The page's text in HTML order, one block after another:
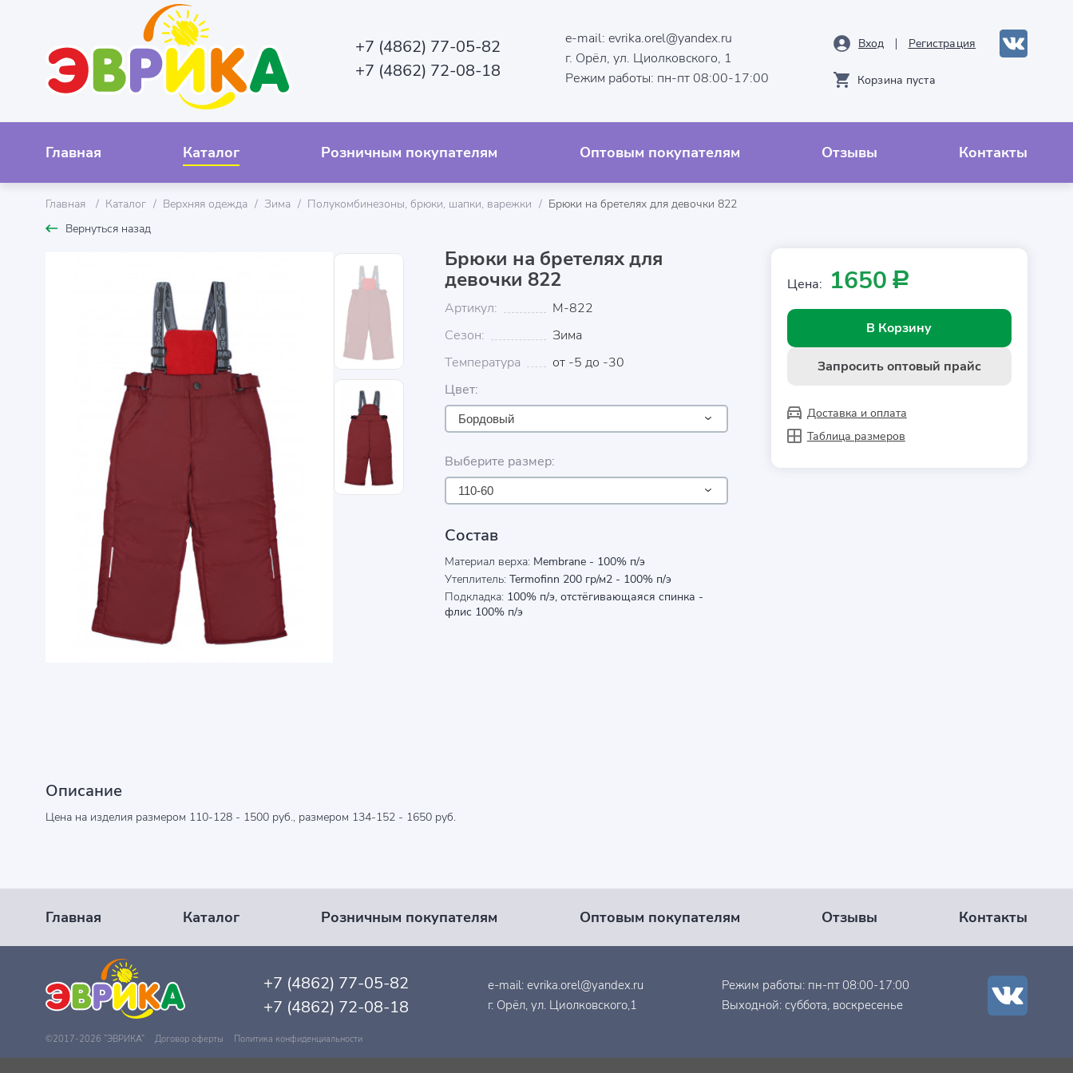
+7 (4862) 77-05-82
+7 (4862) 72-08-18
e-mail:evrika.orel@yandex.ru
г. Орёл, ул. Циолковского, 1
Режим работы: пн-пт 08:00-17:00
Вход Рeгистрация
Корзина пуста
Главная Каталог Розничным покупателям Оптовым покупателям Отзывы Контакты
Главная Каталог Верхняя одежда Зима Полукомбинезоны, брюки, шапки, варежки
Брюки на бретелях для девочки 822
Вернуться назад
Брюки на бретелях для
девочки 822
Артикул:
М-822
Сезон:
Зима
Температура
от -5 до -30
Цвет:
Бордовый
Выберите размер:
110-60
Состав
Материал верха: Membrane - 100% п/э
Утеплитель: Termofinn 200 гр/м2 - 100% п/э
Подкладка: 100% п/э, отстёгивающаяся спинка -
флис 100% п/э
Цена: 1650 Р
В Корзину
Запросить оптовый прайс
Доставка и оплата
Таблица размеров
Описание
Цена на изделия размером 110-128 - 1500 руб., размером 134-152 - 1650 руб.
Главная Каталог Розничным покупателям Оптовым покупателям Отзывы Контакты
+7 (4862) 77-05-82
+7 (4862) 72-08-18
e-mail: evrika.orel@yandex.ru
г. Орёл, ул. Циолковского,1
Режим работы: пн-пт 08:00-17:00
Выходной: суббота, воскресенье
©2017-2026 ”ЭВРИКА” Договор оферты Политика конфиденциальности